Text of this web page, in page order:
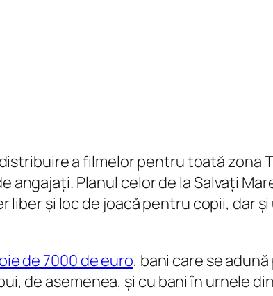
a filmelor pentru toată zona
Planul celor de la Salvați
și loc de joacă pentru copii, dar
de 7000 de euro, bani care se
de asemenea, și cu bani în urnele